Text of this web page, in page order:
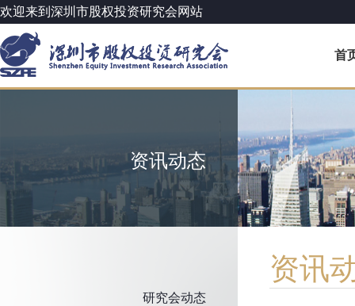
欢迎来到深圳市股权投资研究会网站
首
资讯动态
研究会动态
资讯